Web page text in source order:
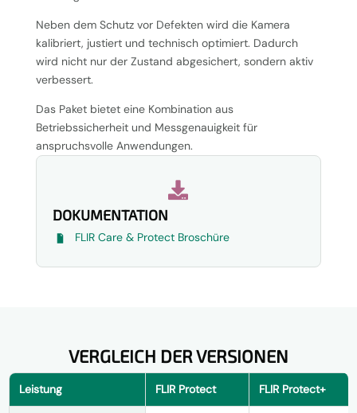
Neben dem Schutz vor Defekten wird die Kamera
kalibriert, justiert und technisch optimiert. Dadurch
wird nicht nur der Zustand abgesichert, sondern aktiv
verbessert.
Das Paket bietet eine Kombination aus
Betriebssicherheit und Messgenauigkeit für
anspruchsvolle Anwendungen.

DOKUMENTATION
FLIR Care & Protect Broschüre
VERGLEICH DER VERSIONEN
Leistung FLIR Protect FLIR Protect+